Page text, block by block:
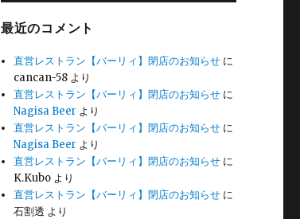
最近のコメント
直営レストラン【バーリィ】閉店のお知らせ に
cancan-58 より
直営レストラン【バーリィ】閉店のお知らせ に
Nagisa Beer より
直営レストラン【バーリィ】閉店のお知らせ に
Nagisa Beer より
直営レストラン【バーリィ】閉店のお知らせ に
K.Kubo より
直営レストラン【バーリィ】閉店のお知らせ に
石割透 より